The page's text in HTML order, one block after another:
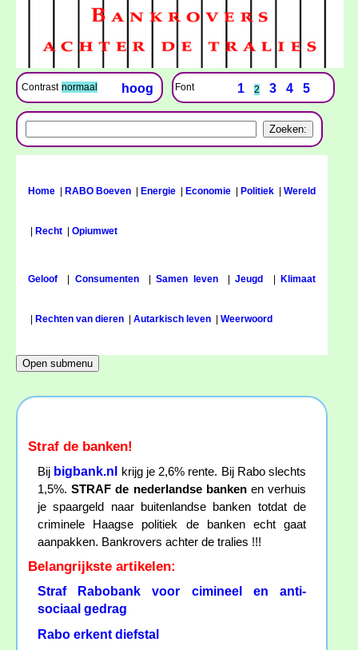
Contrast normaal hoog Font 1 2 3 4 5
Home RABO Boeven Energie Economie Politiek Wereld
Recht Opiumwet
Geloof Consumenten|Samen leven|Jeugd Klimaat
Rechten van dieren Autarkisch leven Weerwoord
Straf de banken!
Bij bigbank.nl
krijg je 2,6% rente. Bij Rabo slechts
1,5%.STRAF de nederlandse bankenen verhuis
je spaargeld naar buitenlandse banken totdat de
criminele Haagse politiek de banken echt gaat
aanpakken. Bankrovers achter de tralies !!!
Belangrijkste artikelen:
Straf Rabobank voor cimineel en anti-
sociaal gedrag
Rabo erkent diefstal